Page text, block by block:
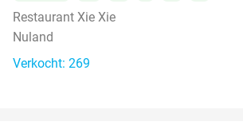
Restaurant Xie Xie
Nuland
Verkocht: 269